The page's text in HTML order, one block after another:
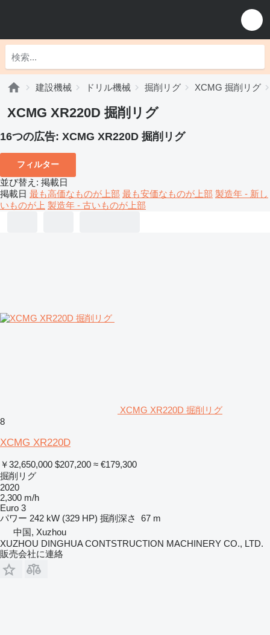
建設機械 ドリル機械 掘削リグ XCMG 掘削リグ
XCMG XR220D 掘削リグ
16つの広告: XCMG XR220D 掘削リグ
フィルター
並び替え : 掲載日
掲載日 最も高価なものが上部 最も安価なものが上部 製造年 - 新し
いものが上 製造年 - 古いものが上部
XCMG XR220D 掘削リグ
8
XCMG XR220D
￥32,650,000 $207,200 ≈ €179,300
掘削リグ
2020
2,300 m/h
Euro 3
パワー 242 kW (329 HP) 掘削深さ
67 m
中国, Xuzhou
XUZHOU DINGHUA CONTSTRUCTION MACHINERY CO., LTD.
販売会社に連絡